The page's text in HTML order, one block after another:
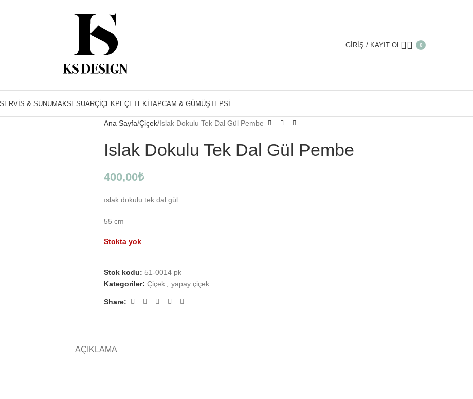
GIRIŞ / KAYIT OL 0
& SUNUMAKSESUARÇIÇEKPEÇETEKITAPCAM & GÜMÜŞTEPSI
Ana Sayfa Çiçek Islak Dokulu Tek Dal Gül Pembe
Islak Dokulu Tek Dal Gül Pembe
400,00₺
ıslak dokulu tek dal gül
55 cm
Stokta yok
Stok kodu: 51-0014 pk
Kategoriler: Çiçek yapay çiçek
Share:
AÇIKLAMA